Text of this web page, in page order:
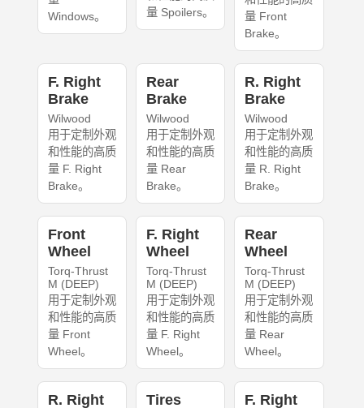
Windows。
量 Spoilers。
量 Front
Brake。
F. Right
Brake
Wilwood
用于定制外观
和性能的高质
量 F. Right
Brake。
Rear
Brake
Wilwood
用于定制外观
和性能的高质
量 Rear
Brake。
R. Right
Brake
Wilwood
用于定制外观
和性能的高质
量 R. Right
Brake。
Front
Wheel
Torq-Thrust
M (DEEP)
用于定制外观
和性能的高质
量 Front
Wheel。
F. Right
Wheel
Torq-Thrust
M (DEEP)
用于定制外观
和性能的高质
量 F. Right
Wheel。
Rear
Wheel
Torq-Thrust
M (DEEP)
用于定制外观
和性能的高质
量 Rear
Wheel。
R. Right Tires F. Right